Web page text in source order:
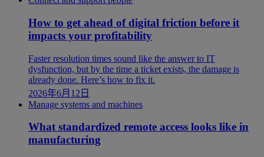
How to get ahead of digital friction before it
impacts your profitability
Faster resolution times sound like the answer to IT
dysfunction, but by the time a ticket exists, the damage is
already done. Here’s how to fix it.
2026年6月12日
Manage systems and machines
What standardized remote access looks like in
manufacturing